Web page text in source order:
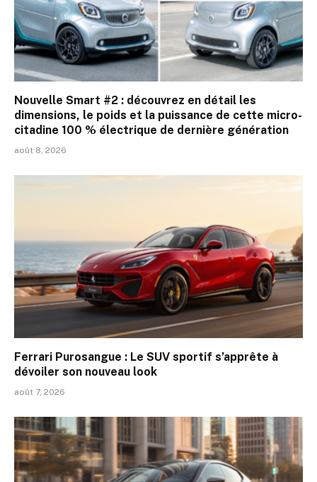
Nouvelle Smart #2 : découvrez en détail les
dimensions, le poids et la puissance de cette micro-
citadine 100 % électrique de dernière génération
août 8, 2026
Ferrari Purosangue : Le SUV sportif s’apprête à
dévoiler son nouveau look
août 7, 2026